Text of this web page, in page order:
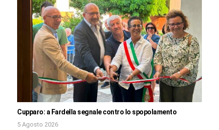
Cupparo: a Fardella segnale contro lo spopolamento
5 Agosto 2026